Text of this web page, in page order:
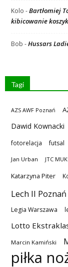
Kolo -Bartłomiej
kibicowanie
Bob -Hussars
Tagi
AZS AWF Poznań
Dawid Kownacki
fotorelacja futsal
Jan Urban JTC
Katarzyna Piter
Lech II Poznań
Legia Warszawa
Lotto
Marcin Kamiński
piłka